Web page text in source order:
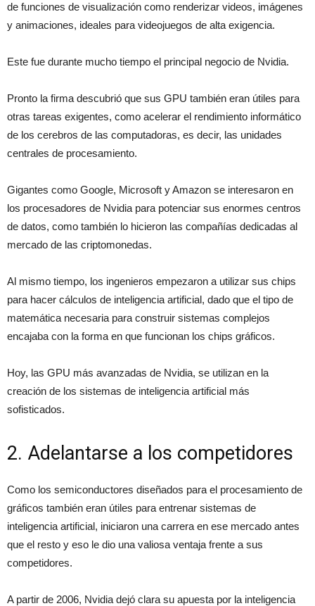
de funciones de visualización como renderizar videos, imágenes
y animaciones, ideales para videojuegos de alta exigencia.
Este fue durante mucho tiempo el principal negocio de Nvidia.
Pronto la firma descubrió que sus GPU también eran útiles para
otras tareas exigentes, como acelerar el rendimiento informático
de los cerebros de las computadoras, es decir, las unidades
centrales de procesamiento.
Gigantes como Google, Microsoft y Amazon se interesaron en
los procesadores de Nvidia para potenciar sus enormes centros
de datos, como también lo hicieron las compañías dedicadas al
mercado de las criptomonedas.
Al mismo tiempo, los ingenieros empezaron a utilizar sus chips
para hacer cálculos de inteligencia artificial, dado que el tipo de
matemática necesaria para construir sistemas complejos
encajaba con la forma en que funcionan los chips gráficos.
Hoy, las GPU más avanzadas de Nvidia, se utilizan en la
creación de los sistemas de inteligencia artificial más
sofisticados.
2. Adelantarse a los competidores
Como los semiconductores diseñados para el procesamiento de
gráficos también eran útiles para entrenar sistemas de
inteligencia artificial, iniciaron una carrera en ese mercado antes
que el resto y eso le dio una valiosa ventaja frente a sus
competidores.
A partir de 2006, Nvidia dejó clara su apuesta por la inteligencia